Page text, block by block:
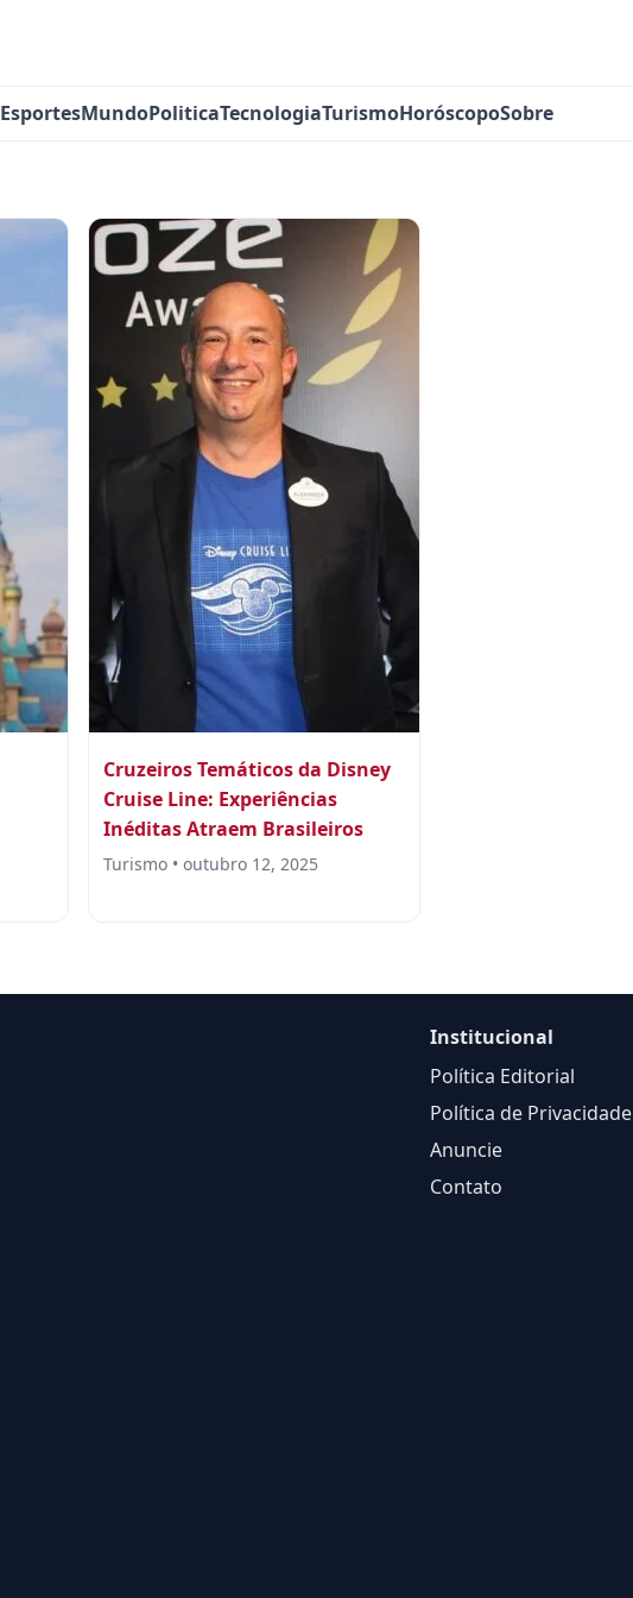
EsportesMundoPoliticaTecnologiaTurismoHoróscopoSobre
Cruzeiros Temáticos da Disney
Cruise Line: Experiências
Inéditas Atraem Brasileiros
Turismo • outubro 12, 2025
Institucional
Política Editorial
Política de Privacidade
Anuncie
Contato